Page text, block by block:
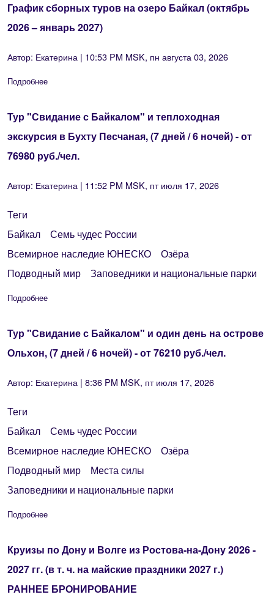
График сборных туров на озеро Байкал (октябрь
2026 – январь 2027)
Автор: Екатерина | 10:53 PM MSK, пн августа 03, 2026
Подробнее
Тур "Свидание с Байкалом" и теплоходная
экскурсия в Бухту Песчаная, (7 дней / 6 ночей) - от
76980 руб./чел.
Автор: Екатерина | 11:52 PM MSK, пт июля 17, 2026
Теги
Байкал
Семь чудес России
Всемирное наследие ЮНЕСКО
Озёра
Подводный мир
Заповедники и национальные парки
Подробнее
Тур "Свидание с Байкалом" и один день на острове
Ольхон, (7 дней / 6 ночей) - от 76210 руб./чел.
Автор: Екатерина | 8:36 PM MSK, пт июля 17, 2026
Теги
Байкал
Семь чудес России
Всемирное наследие ЮНЕСКО
Озёра
Подводный мир
Места силы
Заповедники и национальные парки
Подробнее
Круизы по Дону и Волге из Ростова-на-Дону 2026 -
2027 гг. (в т. ч. на майские праздники 2027 г.)
РАННЕЕ БРОНИРОВАНИЕ